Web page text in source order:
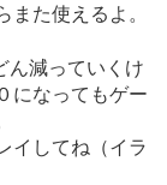
また使えるよ。
ん減っていくけ
になってもゲー
イしてね（イラ